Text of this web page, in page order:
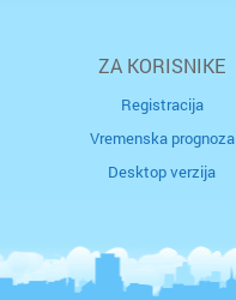
ZA KORISNIKE
Registracija
Vremenska prognoza
Desktop verzija